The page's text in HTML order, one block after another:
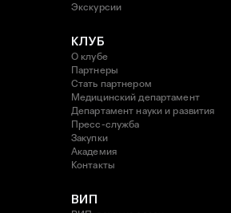
Экскурсии
КЛУБ
О клубе
Партнеры
Стать партнером
Медицинский департамент
Департамент науки и развития
Пресс-служба
Закупки
Академия
Контакты
ВИП